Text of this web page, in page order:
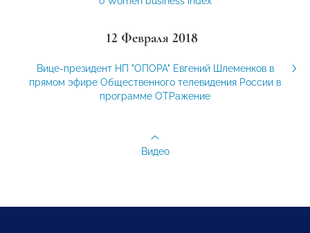
12 Февраля 2018
Вице-президент НП "ОПОРА" Евгений Шлеменков в
прямом эфире Общественного телевидения России в
программе ОТРажение
Видео